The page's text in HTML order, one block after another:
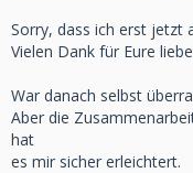
Sorry, dass ich erst jetzt
Vielen Dank für Eure
War danach selbst
Aber die
hat
es mir sicher erleichtert.